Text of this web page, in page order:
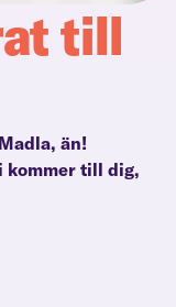
till
än!
kommer till dig,